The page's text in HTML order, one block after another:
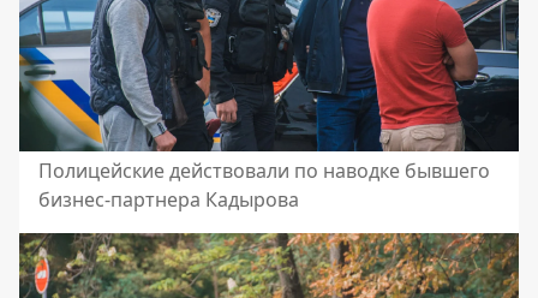
Полицейские действовали по наводке бывшего
бизнес-партнера Кадырова